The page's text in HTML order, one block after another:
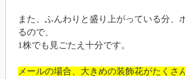
また、ふんわりと盛り上がっている分、
るので、
1株でも見ごたえ十分です。
メールの場合、大きめの装飾花がたくさ